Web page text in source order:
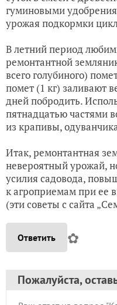
гуминовыми
урожая подкормки
В летний период
ремонтантной
всего голубиного)
помет (1 кг) заливают
дней побродить.
пятнадцатью частями
из крапивы,
Итак, ремонтантная
невероятный урожай,
усилия садовода,
к агроприемам при ее
(эти советы с сайта
Ответить ✿
Пожалуйста,